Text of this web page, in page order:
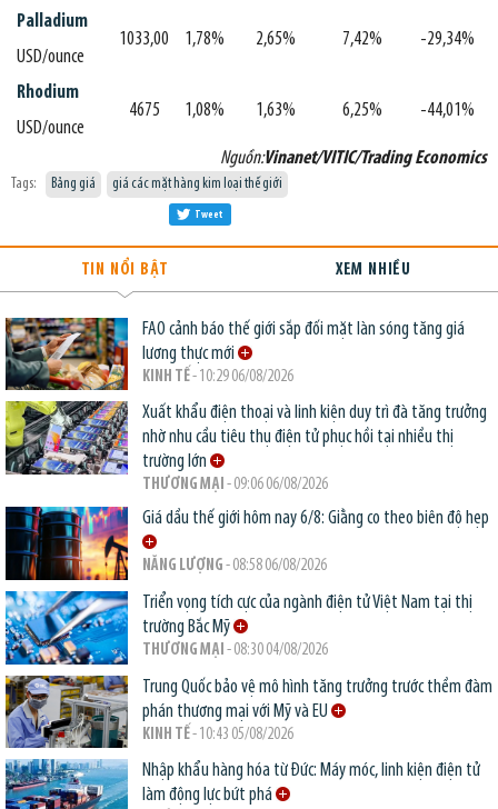
Palladium
USD/ounce
1033,00 1,78% 2,65% 7,42% -29,34%
Rhodium
USD/ounce
4675 1,08% 1,63% 6,25% -44,01%
Nguồn:Vinanet/VITIC/Trading Economics
Tags: Bảng giá giá các mặt hàng kim loại thế giới
Tweet
TIN NỔI BẬT XEM NHIỀU
FAO cảnh báo thế giới sắp đối mặt làn sóng tăng giá
lương thực mới
KINH TẾ- 10:29 06/08/2026
Xuất khẩu điện thoại và linh kiện duy trì đà tăng trưởng
nhờ nhu cầu tiêu thụ điện tử phục hồi tại nhiều thị
trường lớn
THƯƠNG MẠI - 09:06 06/08/2026
Giá dầu thế giới hôm nay 6/8: Giằng co theo biên độ hẹp
NĂNG LƯỢNG - 08:58 06/08/2026
Triển vọng tích cực của ngành điện tử Việt Nam tại thị
trường Bắc Mỹ
THƯƠNG MẠI - 08:30 04/08/2026
Trung Quốc bảo vệ mô hình tăng trưởng trước thềm đàm
phán thương mại với Mỹ và EU
KINH TẾ- 10:43 05/08/2026
Nhập khẩu hàng hóa từ Đức: Máy móc, linh kiện điện tử
làm động lực bứt phá